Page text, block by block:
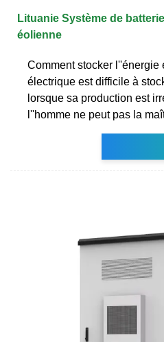
Lituanie Système de
éolienne
Comment stocker
électrique est difficile à
lorsque sa production est
l''homme ne peut pas la